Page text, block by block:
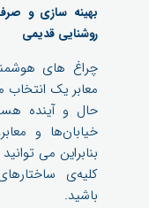
بهینه سازی و
روشنایی قدیمی
معابر یک انتخاب
حال و آینده
خیابان‌ها و
بنابراین می
کلیه‌ی
باشید.